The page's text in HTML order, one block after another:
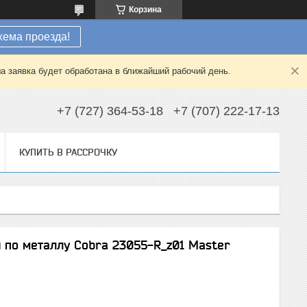
Корзина
проезда!
будет обработана в ближайший рабочий день.
+7 (727) 364-53-18 +7 (707) 222-17-13
КУПИТЬ В РАССРОЧКУ
металлу Cobra 23055-R_z01 Master